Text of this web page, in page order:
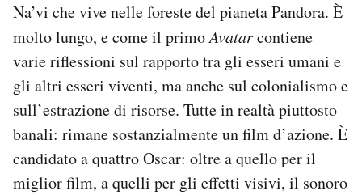
Na’vi che vive nelle foreste del pianeta Pandora. È
molto lungo, e come il primoAvatarcontiene
varie riflessioni sul rapporto tra gli esseri umani e
gli altri esseri viventi, ma anche sul colonialismo e
sull’estrazione di risorse. Tutte in realtà piuttosto
banali: rimane sostanzialmente un film d’azione. È
candidato a quattro Oscar: oltre a quello per il
miglior film, a quelli per gli effetti visivi, il sonoro